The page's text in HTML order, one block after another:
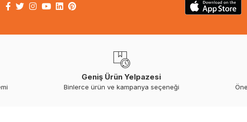
Geniş Ürün Yelpazesi
Binlerce ürün ve kampanya seçeneği